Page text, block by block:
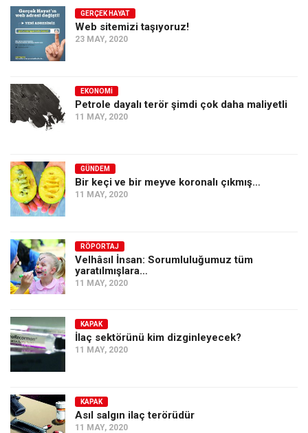
GERÇEK HAYAT
Web sitemizi taşıyoruz!
23 MAY, 2020
EKONOMI
Petrole dayalı terör şimdi çok daha maliyetli
11 MAY, 2020
GÜNDEM
Bir keçi ve bir meyve koronalı çıkmış…
11 MAY, 2020
RÖPORTAJ
Velhâsıl İnsan: Sorumluluğumuz tüm
yaratılmışlara…
11 MAY, 2020
KAPAK
İlaç sektörünü kim dizginleyecek?
11 MAY, 2020
KAPAK
Asıl salgın ilaç terörüdür
11 MAY, 2020